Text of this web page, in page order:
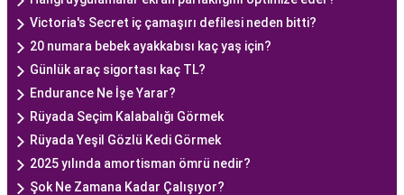
Victoria's Secret iç çamaşırı defilesi neden bitti?
20 numara bebek ayakkabısı kaç yaş için?
Günlük araç sigortası kaç TL?
Endurance Ne İşe Yarar?
Rüyada Seçim Kalabalığı Görmek
Rüyada Yeşil Gözlü Kedi Görmek
2025 yılında amortisman ömrü nedir?
Şok Ne Zamana Kadar Çalışıyor?